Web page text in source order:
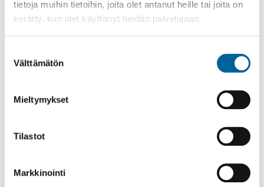
tietoja muihin tietoihin, joita olet antanut heille tai joita on
kerätty, kun olet käyttänyt heidän palvelujaan.
valinta
Välttämätön
Mieltymykset
Tilastot
Markkinointi
Poistomyynti kirjaston aukioloaikana
Poppelikatu 10